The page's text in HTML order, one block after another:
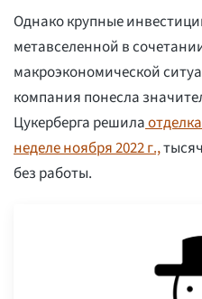
Однако крупные
метавселенной в
макроэкономической
компания понесла
Цукерберга решила
неделе ноября 2022 г.,
без работы.